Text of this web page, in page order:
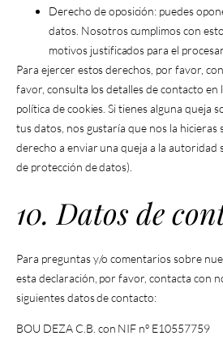
Derecho de oposición: puedes
datos. Nosotros cumplimos con
motivos justificados para el
Para ejercer estos derechos, por favor,
favor, consulta los detalles de contacto
política de cookies. Si tienes alguna queja
tus datos, nos gustaría que nos la hicieras
derecho a enviar una queja a la autoridad
de protección de datos).
10. Datos de
Para preguntas y/o comentarios sobre
esta declaración, por favor, contacta con
siguientes datos de contacto:
BOU DEZA C.B. con NIF nº E10557759